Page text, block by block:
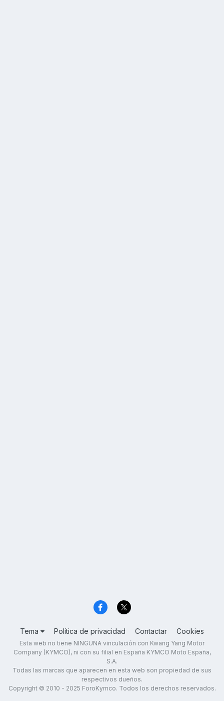
Tema Política de privacidad Contactar Cookies
Esta web no tiene NINGUNA vinculación con Kwang Yang Motor
Company (KYMCO), ni con su filial en España KYMCO Moto España,
S.A.
Todas las marcas que aparecen en esta web son propiedad de sus
respectivos dueños.
Copyright © 2010 - 2025 ForoKymco. Todos los derechos reservados.